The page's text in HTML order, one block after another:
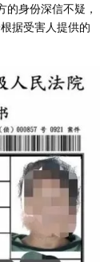
身份深信不疑，
据受害人提供的